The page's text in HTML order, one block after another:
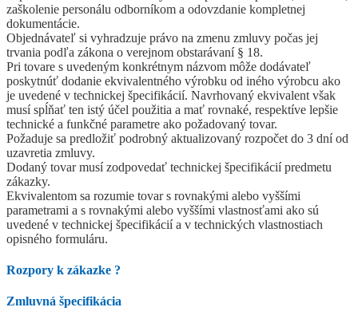
zaškolenie personálu odborníkom a odovzdanie kompletnej
dokumentácie.
Objednávateľ si vyhradzuje právo na zmenu zmluvy počas jej
trvania podľa zákona o verejnom obstarávaní § 18.
Pri tovare s uvedeným konkrétnym názvom môže dodávateľ
poskytnúť dodanie ekvivalentného výrobku od iného výrobcu ako
je uvedené v technickej špecifikácií. Navrhovaný ekvivalent však
musí spĺňať ten istý účel použitia a mať rovnaké, respektíve lepšie
technické a funkčné parametre ako požadovaný tovar.
Požaduje sa predložiť podrobný aktualizovaný rozpočet do 3 dní od
uzavretia zmluvy.
Dodaný tovar musí zodpovedať technickej špecifikácií predmetu
zákazky.
Ekvivalentom sa rozumie tovar s rovnakými alebo vyššími
parametrami a s rovnakými alebo vyššími vlastnosťami ako sú
uvedené v technickej špecifikácií a v technických vlastnostiach
opisného formuláru.
Rozpory k zákazke ?
Zmluvná špecifikácia